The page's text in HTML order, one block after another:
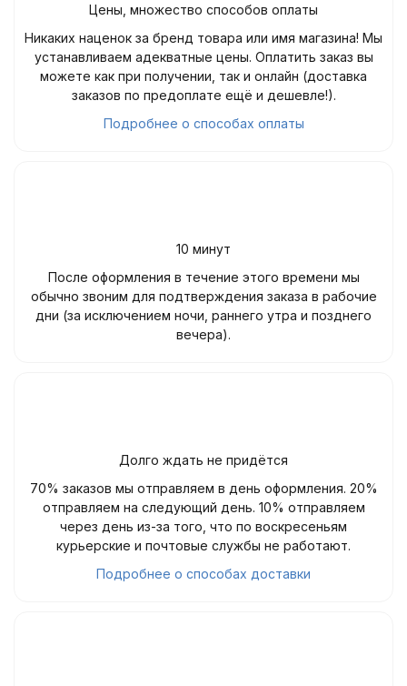
Цены, множество способов оплаты
Никаких наценок за бренд товара или имя магазина! Мы
устанавливаем адекватные цены. Оплатить заказ вы
можете как при получении, так и онлайн (доставка
заказов по предоплате ещё и дешевле!).
Подробнее о способах оплаты
10 минут
После оформления в течение этого времени мы
обычно звоним для подтверждения заказа в рабочие
дни (за исключением ночи, раннего утра и позднего
вечера).
Долго ждать не придётся
70% заказов мы отправляем в день оформления. 20%
отправляем на следующий день. 10% отправляем
через день из-за того, что по воскресеньям
курьерские и почтовые службы не работают.
Подробнее о способах доставки